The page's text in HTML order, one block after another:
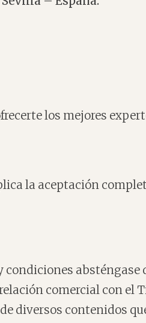
los mejores
la aceptación
absténgase
comercial con el
diversos contenidos